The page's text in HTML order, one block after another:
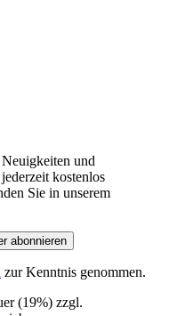
und
kostenlos
Sie in unserem
abonnieren
zur Kenntnis genommen.
(19%) zzgl.